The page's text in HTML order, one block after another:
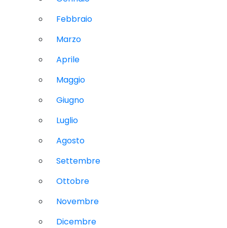
Febbraio
Marzo
Aprile
Maggio
Giugno
Luglio
Agosto
Settembre
Ottobre
Novembre
Dicembre